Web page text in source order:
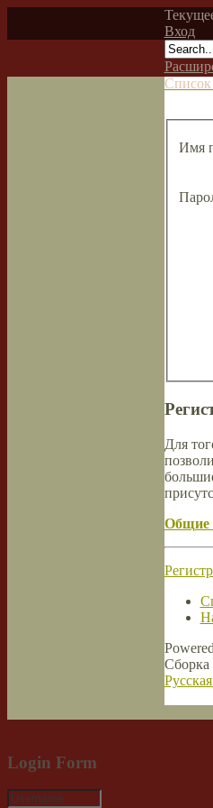
Вход
Имя
Для
Общие
Сборка
Login Form